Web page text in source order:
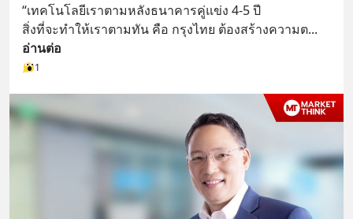
“เทคโนโลยีเราตามหลังธนาคารคู่แข่ง 4-5 ปี
สิ่งที่จะทำให้เราตามทัน คือ กรุงไทย ต้องสร้างความต
อ่านต่อ
1